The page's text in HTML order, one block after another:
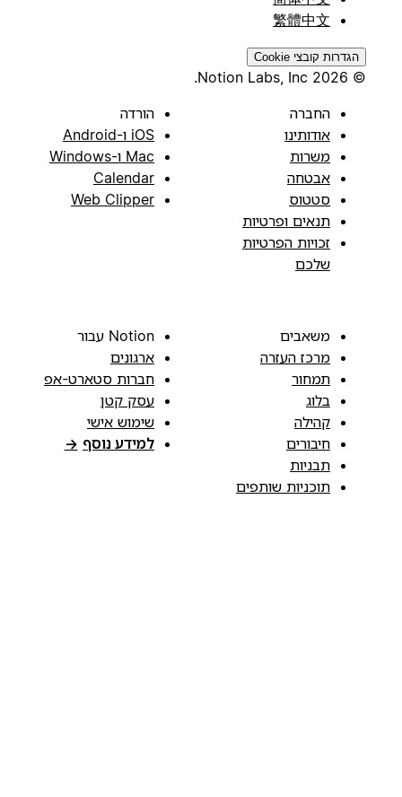
繁體中文
הגדרות קובצי Cookie
החברה
אודותינו
משרות
אבטחה
סטטוס
תנאים ופרטיות
זכויות הפרטיות
שלכם
הורדה
iOS ו-Android
Mac ו-Windows
Calendar
Web Clipper
משאבים
מרכז העזרה
תמחור
בלוג
קהילה
חיבורים
תבניות
תוכניות שותפים
Notion עבור
ארגונים
חברות סטארט-אפ
עסק קטן
שימוש אישי
למידע נוסף →